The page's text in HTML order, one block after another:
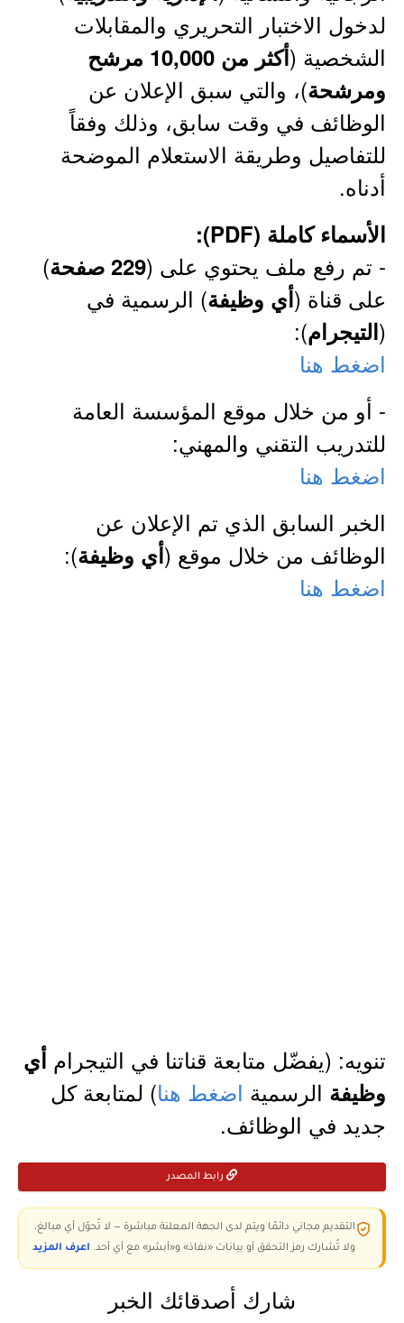
لدخول الاختبار التحريري والمقابلات
الشخصية (
أكثر من 10,000 مرشح
ومرشحة)، والتي سبق الإعلان عن
الوظائف في وقت سابق، وذلك وفقاً
للتفاصيل وطريقة الاستعلام الموضحة
أدناه.
الأسماء كاملة (PDF):
- تم رفع ملف يحتوي على (229 صفحة
)
على قناة (أي وظيفة) الرسمية في
(التيجرام):
اضغط هنا
- أو من خلال موقع المؤسسة العامة
للتدريب التقني والمهني:
اضغط هنا
الخبر السابق الذي تم الإعلان عن
الوظائف من خلال موقع (أي وظيفة):
اضغط هنا
تنويه: (يفضّل متابعة قناتنا في التيجرام أي
وظيفة الرسمية اضغط هنا) لمتابعة كل
جديد في الوظائف.
رابط المصدر
التقديم مجاني دائمًا ويتم لدى الجهة المعلنة مباشرة — لا تُحوّل أي مبالغ،
ولا تُشارك رمز التحقق أو بيانات «نفاذ» و«أبشر» مع أي أحد. اعرف المزيد
شارك أصدقائك الخبر